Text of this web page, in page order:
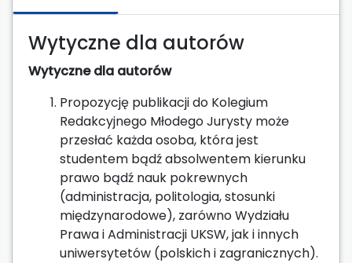
Wytyczne dla autorów
Wytyczne dla autorów
Propozycję publikacji do Kolegium
Redakcyjnego Młodego Jurysty może
przesłać każda osoba, która jest
studentem bądź absolwentem kierunku
prawo bądź nauk pokrewnych
(administracja, politologia, stosunki
międzynarodowe), zarówno Wydziału
Prawa i Administracji UKSW, jak i innych
uniwersytetów (polskich i zagranicznych).